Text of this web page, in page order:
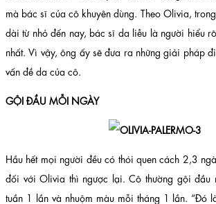
mà bác sĩ của cô khuyên dùng. Theo Olivia,
dài từ nhỏ đến nay, bác sĩ da liễu là người hiểu
nhất. Vì vậy, ông ấy sẽ đưa ra những giải pháp
vấn đề da của cô.
GỘI ĐẦU MỖI NGÀY
Hầu hết mọi người đều có thói quen cách 2,3
đối với Olivia thì ngược lại. Cô thường gội đầu
tuần 1 lần và nhuộm màu mỗi tháng 1 lần. “Đó